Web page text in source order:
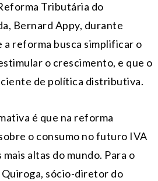
Tributária do
Bernard Appy, durante
a reforma busca simplificar o
o crescimento, e que o
de política distributiva.
é que na reforma
o consumo no futuro IVA
mais altas do mundo. Para o
sócio-diretor do